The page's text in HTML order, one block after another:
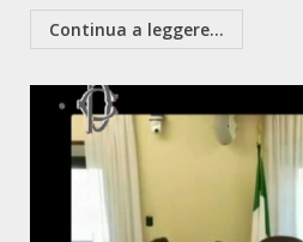
Continua a leggere...